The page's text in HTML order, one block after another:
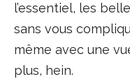
l’essentiel, les
sans vous
même avec une
plus, hein.